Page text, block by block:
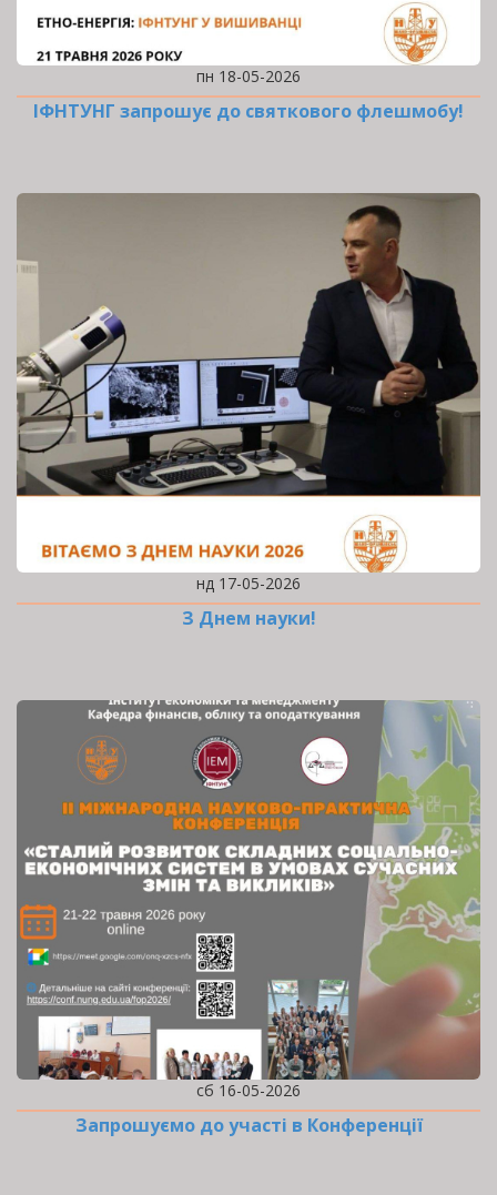
пн 18-05-2026
ІФНТУНГ запрошує до святкового флешмобу!
нд 17-05-2026
З Днем науки!
сб 16-05-2026
Запрошуємо до участі в Конференції